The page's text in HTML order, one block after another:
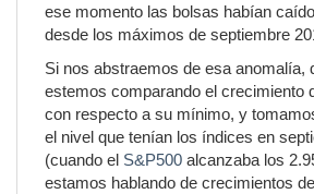
ese momento las bolsas habían
desde los máximos de septiembre
Si nos abstraemos de esa anomalía,
estemos comparando el crecimiento
con respecto a su mínimo, y
el nivel que tenían los índices en
(cuando el S&P500 alcanzaba los
estamos hablando de crecimientos